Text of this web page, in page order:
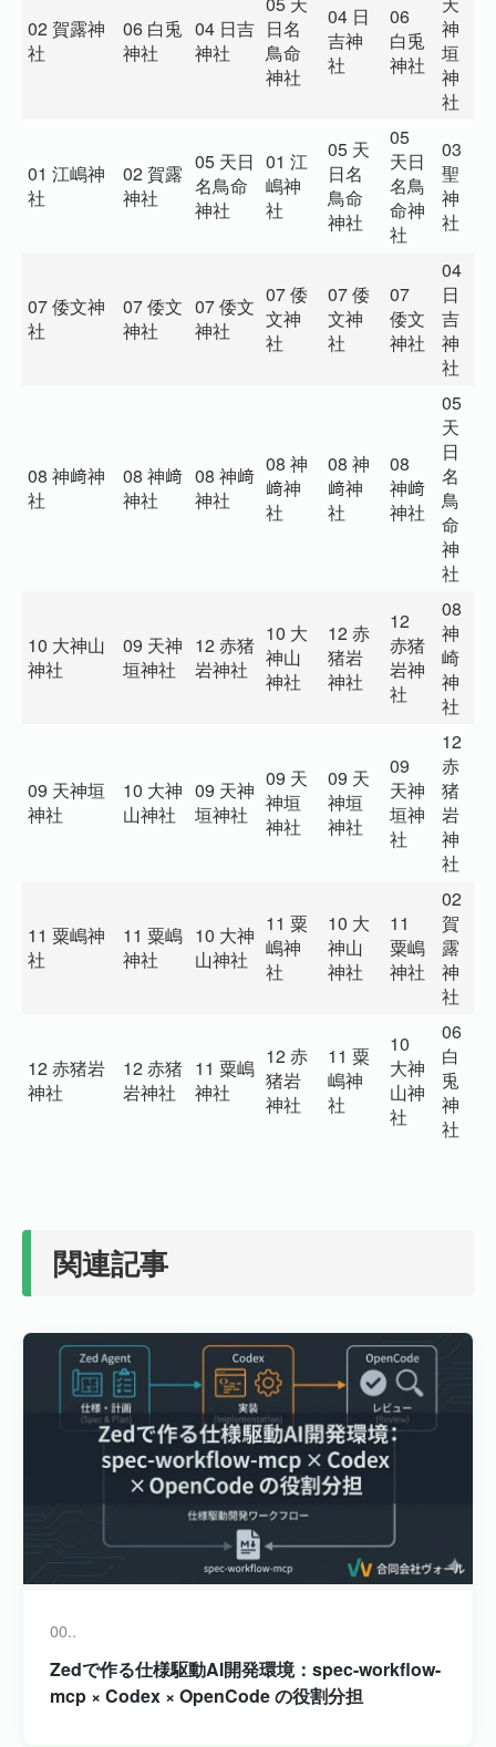
02 賀露神
社
06 白兎
神社
04 日吉
神社
日名
鳥命
神社
04 日
吉神
社
06
白兎
神社
神
垣
神
社
01 江嶋神
社
02 賀露
神社
05 天日
名鳥命
神社
01 江
嶋神
社
05 天
日名
鳥命
神社
05
天日
名鳥
命神
社
03
聖
神
社
07 倭文神
社
07 倭文
神社
07 倭文
神社
07 倭
文神
社
07 倭
文神
社
07
倭文
神社
04
日
吉
神
社
08 神﨑神
社
08 神﨑
神社
08 神﨑
神社
08 神
﨑神
社
08 神
﨑神
社
08
神﨑
神社
05
天
日
名
鳥
命
神
社
10 大神山
神社
09 天神
垣神社
12 赤猪
岩神社
10 大
神山
神社
12 赤
猪岩
神社
12
赤猪
岩神
社
08
神
崎
神
社
09 天神垣
神社
10 大神
山神社
09 天神
垣神社
09 天
神垣
神社
09 天
神垣
神社
09
天神
垣神
社
12
赤
猪
岩
神
社
11 粟嶋神
社
11 粟嶋
神社
10 大神
山神社
11 粟
嶋神
社
10 大
神山
神社
11
粟嶋
神社
02
賀
露
神
社
12 赤猪岩
神社
12 赤猪
岩神社
11 粟嶋
神社
12 赤
猪岩
神社
11 粟
嶋神
社
10
大神
山神
社
06
白
兎
神
社
関連記事
00..
Zedで作る仕様駆動AI開発環境：spec-workflow-
mcp × Codex × OpenCode の役割分担